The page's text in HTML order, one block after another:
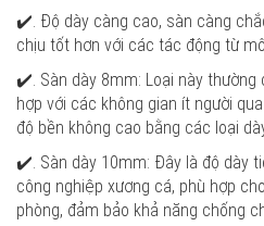
✔️. Độ dày càng cao, sàn càng
chịu tốt hơn với các tác động từ
✔️. Sàn dày 8mm: Loại này thường
hợp với các không gian ít người
độ bền không cao bằng các loại
✔️. Sàn dày 10mm: Đây là độ dày
công nghiệp xương cá, phù hợp
phòng, đảm bảo khả năng chống